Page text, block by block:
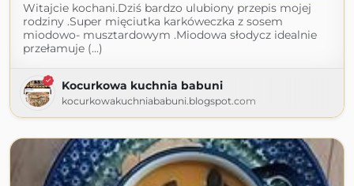
Witajcie kochani.Dziś bardzo ulubiony przepis mojej
rodziny .Super mięciutka karkóweczka z sosem
miodowo- musztardowym .Miodowa słodycz idealnie
przełamuje (...)
Kocurkowa kuchnia babuni
kocurkowakuchniababuni.blogspot.com